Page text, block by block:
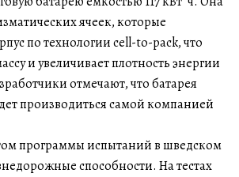
ячеек, которые
по технологии cell-to-pack, что
и увеличивает плотность энергии
отмечают, что батарея
производиться самой компанией
программы испытаний в шведском
способности. На тестах